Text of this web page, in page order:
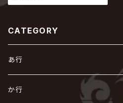
CATEGORY
あ行
あ
か行